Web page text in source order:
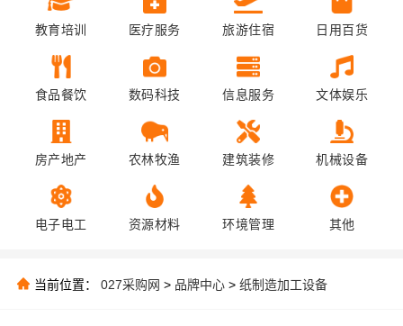
教育培训 医疗服务 旅游住宿 日用百货
食品餐饮 数码科技 信息服务 文体娱乐
房产地产 农林牧渔 建筑装修 机械设备
电子电工 资源材料 环境管理 其他
当前位置： 027采购网 > 品牌中心 > 纸制造加工设备